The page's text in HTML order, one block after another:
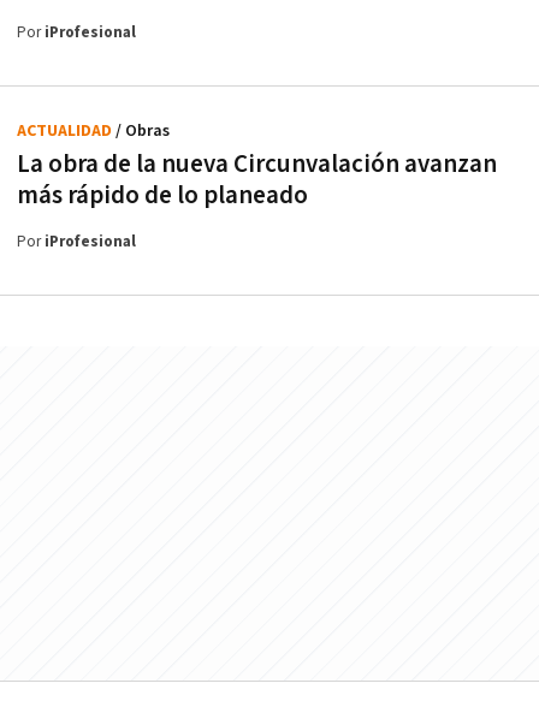
PoriProfesional
La obra de la nueva Circunvalación avanzan
más rápido de lo planeado
ACTUALIDAD / Obras
PoriProfesional